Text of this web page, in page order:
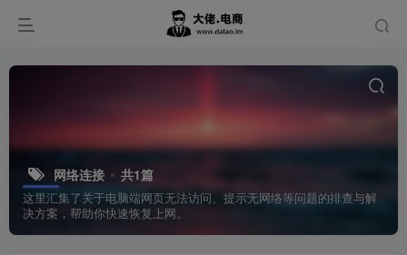
网络连接 共1篇
这里汇集了关于电脑端网页无法访问、提示无网络等问题的排查与解
决方案，帮助你快速恢复上网。